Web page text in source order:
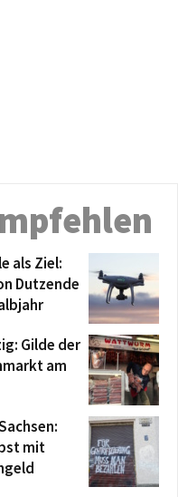
als Ziel:
Dutzende
Gilde der
am
mit